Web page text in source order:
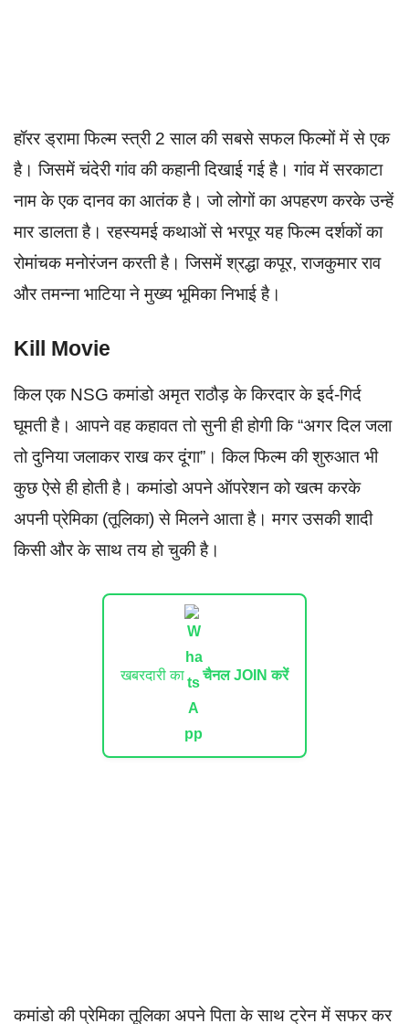
हॉरर ड्रामा फिल्म स्त्री 2 साल की सबसे सफल फिल्मों में से एक
है। जिसमें चंदेरी गांव की कहानी दिखाई गई है। गांव में सरकाटा
नाम के एक दानव का आतंक है। जो लोगों का अपहरण करके उन्हें
मार डालता है। रहस्यमई कथाओं से भरपूर यह फिल्म दर्शकों का
रोमांचक मनोरंजन करती है। जिसमें श्रद्धा कपूर, राजकुमार राव
और तमन्ना भाटिया ने मुख्य भूमिका निभाई है।
Kill Movie
किल एक NSG कमांडो अमृत राठौड़ के किरदार के इर्द-गिर्द
घूमती है। आपने वह कहावत तो सुनी ही होगी कि “अगर दिल जला
तो दुनिया जलाकर राख कर दूंगा”। किल फिल्म की शुरुआत भी
कुछ ऐसे ही होती है। कमांडो अपने ऑपरेशन को खत्म करके
अपनी प्रेमिका (तूलिका) से मिलने आता है। मगर उसकी शादी
किसी और के साथ तय हो चुकी है।
खबरदारी का चैनल JOIN करें
कमांडो की प्रेमिका तूलिका अपने पिता के साथ ट्रेन में सफर कर